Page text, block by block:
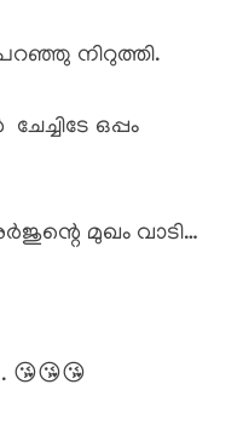
നിറുത്തി.
ഒപ്പം
മുഖം വാടി…